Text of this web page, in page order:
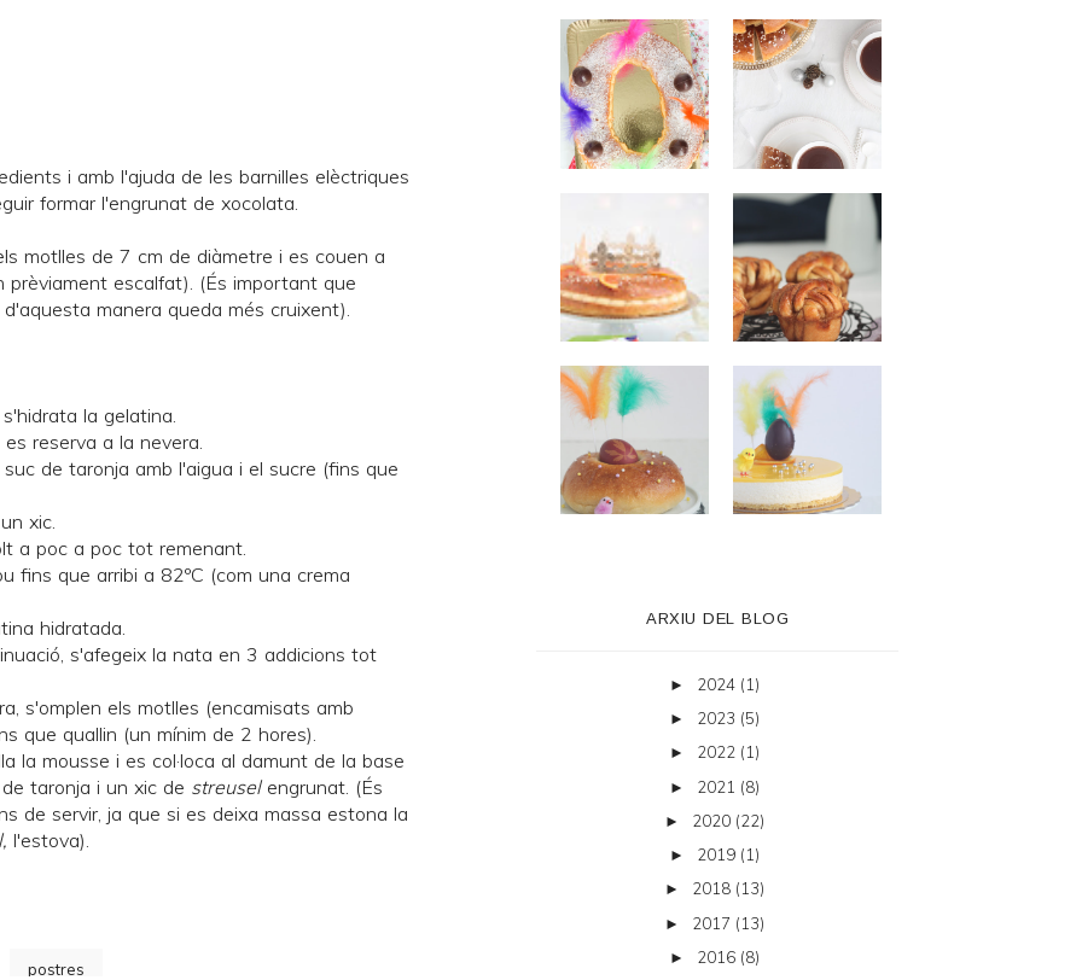
i amb l'ajuda de les barnilles elèctriques
formar l'engrunat de xocolata.
motlles de 7 cm de diàmetre i es couen a
prèviament escalfat). (És important que
manera queda més cruixent).
la gelatina.
reserva a la nevera.
de taronja amb l'aigua i el sucre (fins que
xic.
a poc a poc tot remenant.
fins que arribi a 82ºC (com una crema
hidratada.
s'afegeix la nata en 3 addicions tot
s'omplen els motlles (encamisats amb
que quallin (un mínim de 2 hores).
la mousse i es col·loca al damunt de la base
taronja i un xic de streuselengrunat. (És
de servir, ja que si es deixa massa estona la
l'estova).
postres
ARXIU DEL BLOG
► 2024 (1)
► 2023 (5)
► 2022 (1)
► 2021 (8)
► 2020 (22)
► 2019 (1)
► 2018 (13)
► 2017 (13)
► 2016 (8)